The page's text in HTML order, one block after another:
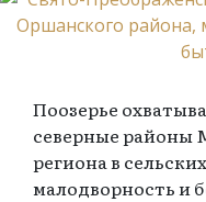
Поозерье
северные районы
региона в
малодворность и